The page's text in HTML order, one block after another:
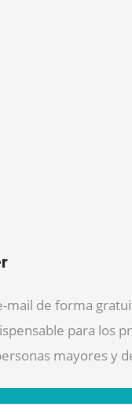
mail de forma
para los
mayores y